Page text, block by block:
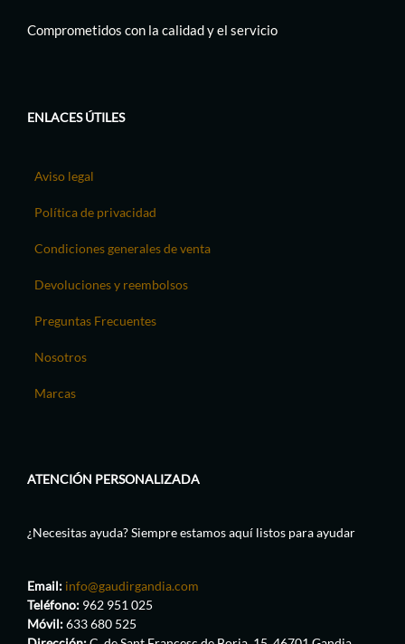
Comprometidos con la calidad y el servicio
ENLACES ÚTILES
Aviso legal
Política de privacidad
Condiciones generales de venta
Devoluciones y reembolsos
Preguntas Frecuentes
Nosotros
Marcas
ATENCIÓN PERSONALIZADA
¿Necesitas ayuda? Siempre estamos aquí listos para ayudar
Email: info@gaudirgandia.com
Teléfono: 962 951 025
Móvil:633 680 525